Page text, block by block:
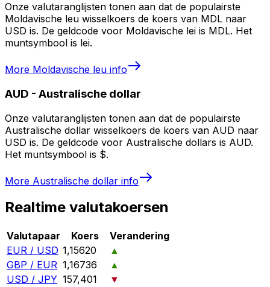
Onze valutaranglijsten tonen aan dat de populairste
Moldavische leu wisselkoers de koers van MDL naar
USD is. De geldcode voor Moldavische lei is MDL. Het
muntsymbool is lei.
More Moldavische leu info
AUD - Australische dollar
Onze valutaranglijsten tonen aan dat de populairste
Australische dollar wisselkoers de koers van AUD naar
USD is. De geldcode voor Australische dollars is AUD.
Het muntsymbool is $.
More Australische dollar info
Realtime valutakoersen
Valutapaar Koers
Verandering
EUR / USD 1,15620
▲
GBP / EUR 1,16736
▲
USD / JPY 157,401
▼